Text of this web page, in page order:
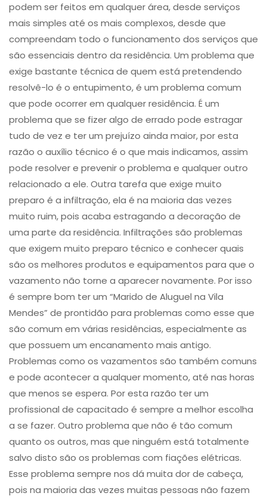
podem ser feitos em qualquer área, desde serviços
mais simples até os mais complexos, desde que
compreendam todo o funcionamento dos serviços que
são essenciais dentro da residência. Um problema que
exige bastante técnica de quem está pretendendo
resolvê-lo é o entupimento​, é um problema comum
que pode ocorrer em qualquer residência. É um
problema que se fizer algo de errado pode estragar
tudo de vez e ter um prejuízo ainda maior, por esta
razão o auxílio técnico é o que mais indicamos, assim
pode resolver e prevenir o problema e qualquer outro
relacionado a ele. Outra tarefa que exige muito
preparo é a ​infiltração​, ela é na maioria das vezes
muito ruim, pois acaba estragando a decoração de
uma parte da residência. Infiltrações são problemas
que exigem muito preparo técnico e conhecer quais
são os melhores produtos e equipamentos para que o
vazamento não torne a aparecer novamente. Por isso
é sempre bom ter um “Marido de Aluguel na Vila
Mendes” de prontidão para problemas como esse que
são comum em várias residências, especialmente as
que possuem um encanamento mais antigo.
Problemas como os ​vazamentos são também comuns
e pode acontecer a qualquer momento, até nas horas
que menos se espera. Por esta razão ter um
profissional de capacitado é sempre a melhor escolha
a se fazer. Outro problema que não é tão comum
quanto os outros, mas que ninguém está totalmente
salvo disto são os problemas com ​fiações elétricas​.
Esse problema sempre nos dá muita dor de cabeça,
pois na maioria das vezes muitas pessoas não fazem